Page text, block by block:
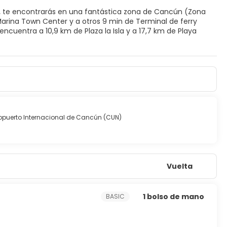
encontrarás en una fantástica zona de Cancún (Zona
Town Center y a otros 9 min de Terminal de ferry
y un gimnasio. Encontrarás además conexión a
las comodidades, se incluyen caja fuerte (cabe un
con salón o los 2 bares junto a la piscina. Se ofrece un
horas a tu disposición. Hay un aparcamiento sin asistencia
Internacional de Cancún (CUN)
Vuelta
BASIC 1 bolso de mano